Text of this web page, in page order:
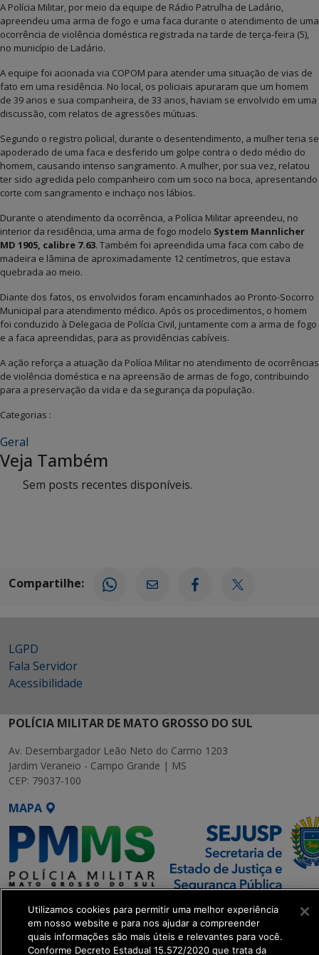
A Polícia Militar, por meio da equipe de Rádio Patrulha de Ladário,
apreendeu uma arma de fogo e uma faca durante o atendimento de uma
ocorrência de violência doméstica registrada na tarde de terça-feira (5),
no município de Ladário.
A equipe foi acionada via COPOM para atender uma situação de vias de
fato em uma residência. No local, os policiais apuraram que um homem
de 39 anos e sua companheira, de 33 anos, haviam se envolvido em uma
discussão, com relatos de agressões mútuas.
Segundo o registro policial, durante o desentendimento, a mulher teria se
apoderado de uma faca e desferido um golpe contra o dedo médio do
homem, causando intenso sangramento. A mulher, por sua vez, relatou
ter sido agredida pelo companheiro com um soco na boca, apresentando
corte com sangramento e inchaço nos lábios.
Durante o atendimento da ocorrência, a Polícia Militar apreendeu, no
interior da residência, uma arma de fogo modelo System Mannlicher
MD 1905, calibre 7.63. Também foi apreendida uma faca com cabo de
madeira e lâmina de aproximadamente 12 centímetros, que estava
quebrada ao meio.
Diante dos fatos, os envolvidos foram encaminhados ao Pronto-Socorro
Municipal para atendimento médico. Após os procedimentos, o homem
foi conduzido à Delegacia de Polícia Civil, juntamente com a arma de fogo
e a faca apreendidas, para as providências cabíveis.
A ação reforça a atuação da Polícia Militar no atendimento de ocorrências
de violência doméstica e na apreensão de armas de fogo, contribuindo
para a preservação da vida e da segurança da população.
Categorias :
Geral
Veja Também
Sem posts recentes disponíveis.
Compartilhe:
LGPD
Fala Servidor
Acessibilidade
POLÍCIA MILITAR DE MATO GROSSO DO SUL
Av. Desembargador Leão Neto do Carmo 1203
Jardim Veraneio - Campo Grande | MS
CEP: 79037-100
MAPA
SETDIG | Secretaria-Executiva
de Transformação Digital
Utilizamos cookies para permitir uma melhor experiência
em nosso website e para nos ajudar a compreender
quais informações são mais úteis e relevantes para você.
Conforme Decreto Estadual 15.572/2020 que trata da